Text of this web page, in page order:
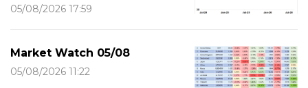
05/08/2026 17:59
Market Watch 05/08
05/08/2026 11:22